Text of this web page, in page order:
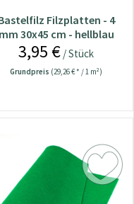
Filzplatten - 4
mm 30x45 cm - hellblau
3,95 € / Stück
Grundpreis (29,26 € * / 1 m²)